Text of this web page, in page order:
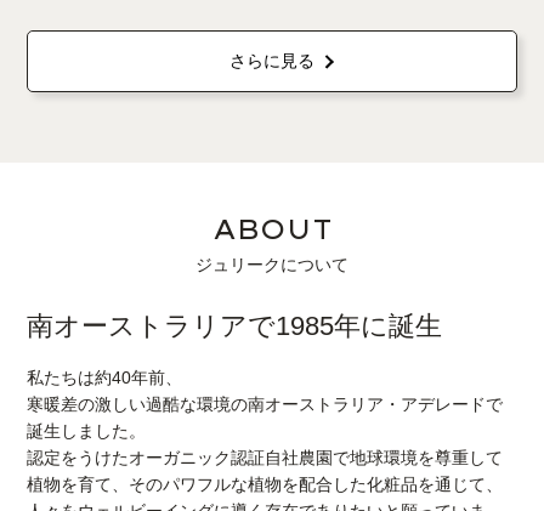
さらに見る
ABOUT
ジュリークについて
南オーストラリアで1985年に誕生
私たちは約40年前、
寒暖差の激しい過酷な環境の南オーストラリア・アデレードで
誕生しました。
認定をうけたオーガニック認証自社農園で地球環境を尊重して
植物を育て、そのパワフルな植物を配合した化粧品を通じて、